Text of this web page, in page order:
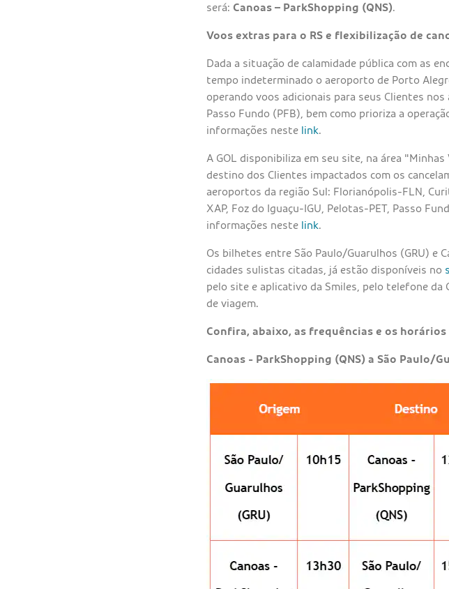
será: Canoas – ParkShopping (QNS).
Voos extras para o RS e flexibilização de
Dada a situação de calamidade pública com as
tempo indeterminado o aeroporto de Porto
operando voos adicionais para seus Clientes
Passo Fundo (PFB), bem como prioriza a
informações neste link.
A GOL disponibiliza em seu site, na área
destino dos Clientes impactados com os
aeroportos da região Sul: Florianópolis-FLN,
XAP, Foz do Iguaçu-IGU, Pelotas-PET, Passo
informações neste link.
Os bilhetes entre São Paulo/Guarulhos (GRU) e
cidades sulistas citadas, já estão disponíveis no
pelo site e aplicativo da Smiles, pelo telefone da
de viagem.
Confira, abaixo, as frequências e os horários
Canoas - ParkShopping (QNS) a São Paulo/